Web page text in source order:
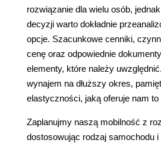
rozwiązanie dla wielu osób,
decyzji warto dokładnie
opcje. Szacunkowe cenniki,
cenę oraz odpowiednie
elementy, które należy
wynajem na dłuższy okres,
elastyczności, jaką oferuje nam to
Zaplanujmy naszą mobilność z
dostosowując rodzaj samochodu